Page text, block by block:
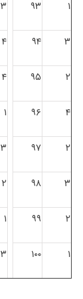
۱ ۹۳ ۳
۳ ۹۴ ۴
۲ ۹۵ ۴
۴ ۹۶ ۱
۲ ۹۷ ۳
۳ ۹۸ ۲
۲ ۹۹ ۱
۱ ۱۰۰ ۳